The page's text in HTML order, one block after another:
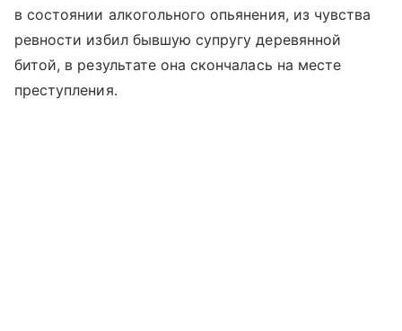
в состоянии алкогольного опьянения, из чувства
ревности избил бывшую супругу деревянной
битой, в результате она скончалась на месте
преступления.